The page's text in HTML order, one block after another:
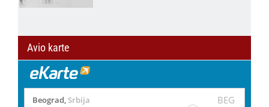
Avio karte
Beograd, Srbija BEG